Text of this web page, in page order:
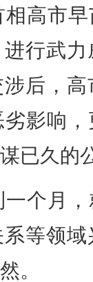
高市
行武
后，
影响
已久的
个月
等领
。